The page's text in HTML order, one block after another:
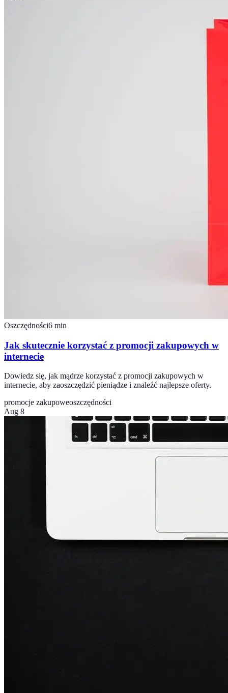
Oszczędności6 min
Jak skutecznie korzystać z promocji zakupowych w
internecie
Dowiedz się, jak mądrze korzystać z promocji zakupowych w
internecie, aby zaoszczędzić pieniądze i znaleźć najlepsze oferty.
promocje zakupoweoszczędności
Aug 8